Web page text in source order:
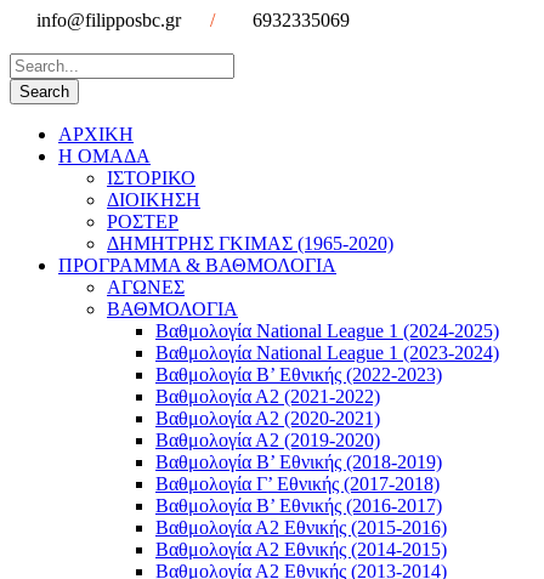
info@filipposbc.gr / 6932335069
ΑΡΧΙΚΗ
Η ΟΜΑΔΑ
ΙΣΤΟΡΙΚΟ
ΔΙΟΙΚΗΣΗ
ΡΟΣΤΕΡ
ΔΗΜΗΤΡΗΣ ΓΚΙΜΑΣ (1965-2020)
ΠΡΟΓΡΑΜΜΑ & ΒΑΘΜΟΛΟΓΙΑ
ΑΓΩΝΕΣ
ΒΑΘΜΟΛΟΓΙΑ
Βαθμολογία National League 1 (2024-2025)
Βαθμολογία National League 1 (2023-2024)
Βαθμολογία Β’ Εθνικής (2022-2023)
Βαθμολογία Α2 (2021-2022)
Βαθμολογία Α2 (2020-2021)
Βαθμολογία Α2 (2019-2020)
Βαθμολογία B’ Εθνικής (2018-2019)
Βαθμολογία Γ’ Εθνικής (2017-2018)
Βαθμολογία Β’ Εθνικής (2016-2017)
Βαθμολογία Α2 Εθνικής (2015-2016)
Βαθμολογία Α2 Εθνικής (2014-2015)
Βαθμολογία Α2 Εθνικής (2013-2014)